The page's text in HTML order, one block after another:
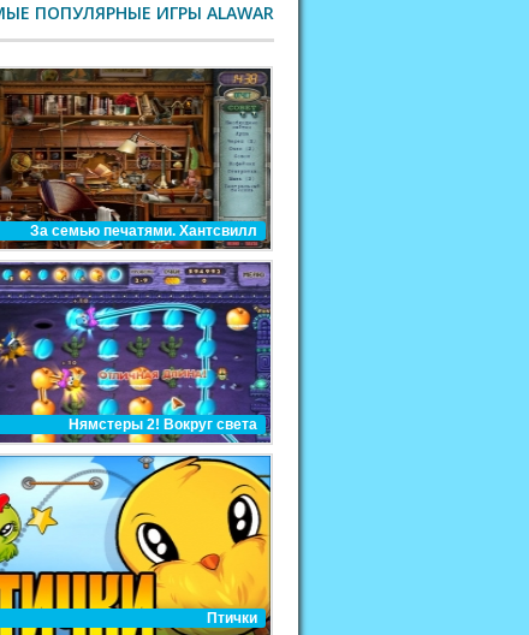
ПОПУЛЯРНЫЕ ИГРЫ ALAWAR
За семью печатями. Хантсвилл
Нямстеры 2! Вокруг света
Птички